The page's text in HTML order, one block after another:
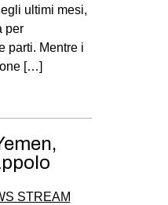
ultimi mesi,
per
parti. Mentre i
[…]
STREAM